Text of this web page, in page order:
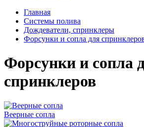
Главная
Системы полива
Дождеватели, спринклеры
Форсунки и сопла для
Форсунки и сопла
спринклеров
Веерные сопла